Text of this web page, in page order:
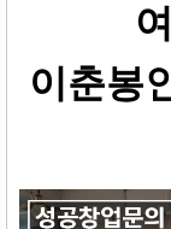
이춘봉